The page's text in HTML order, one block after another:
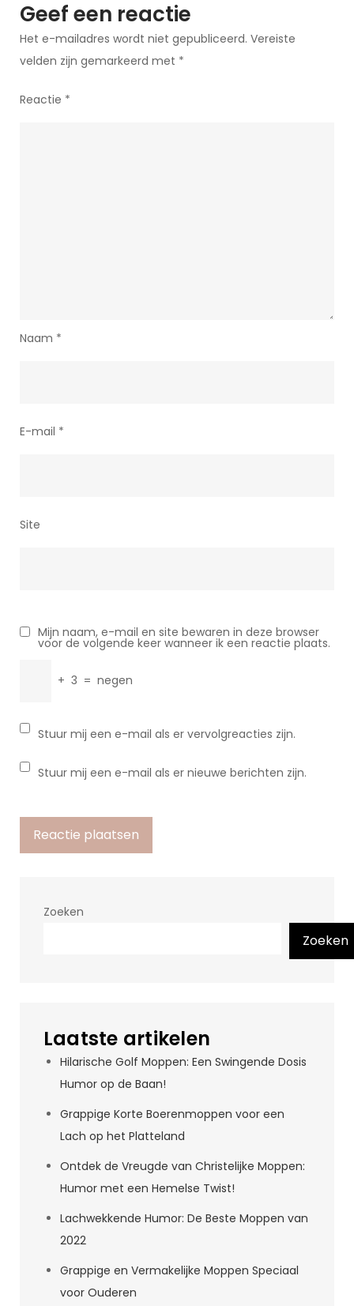
Geef een reactie
Het e-mailadres wordt niet gepubliceerd. Vereiste
velden zijn gemarkeerd met *
Reactie *
Naam *
E-mail *
Site
Mijn naam, e-mail en site bewaren in deze browser
voor de volgende keer wanneer ik een reactie plaats.
+ 3 = negen
Stuur mij een e-mail als er vervolgreacties zijn.
Stuur mij een e-mail als er nieuwe berichten zijn.
Zoeken
Zoeken
Laatste artikelen
Hilarische Golf Moppen: Een Swingende Dosis
Humor op de Baan!
Grappige Korte Boerenmoppen voor een
Lach op het Platteland
Ontdek de Vreugde van Christelijke Moppen:
Humor met een Hemelse Twist!
Lachwekkende Humor: De Beste Moppen van
2022
Grappige en Vermakelijke Moppen Speciaal
voor Ouderen